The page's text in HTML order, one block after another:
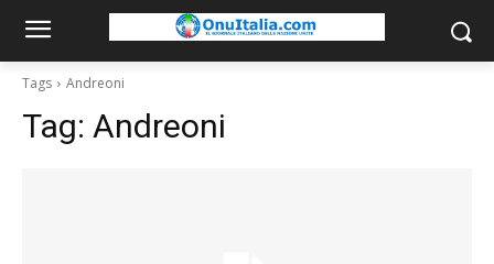
Tags Andreoni
Tag: Andreoni